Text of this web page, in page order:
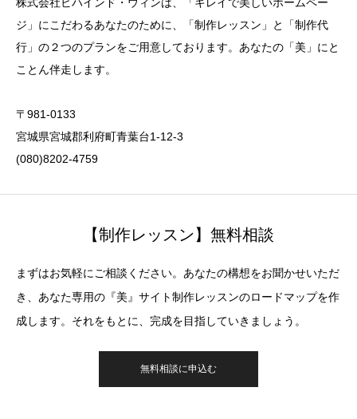
株式会社ビハインド・ウィンは、「キレイで美しいホームペー
ジ」にこだわるあなたのために、「制作レッスン」と「制作代
行」の２つのプランをご用意しております。あなたの「美」にと
ことん伴走します。
〒981-0133
宮城県宮城郡利府町青葉台1-12-3
(080)8202-4759
【制作レッスン】無料相談
まずはお気軽にご相談ください。あなたの構想をお聞かせいただ
き、あなた専用の『美』サイト制作レッスンのロードマップを作
成します。それをもとに、完成を目指していきましょう。
無料相談に申込む